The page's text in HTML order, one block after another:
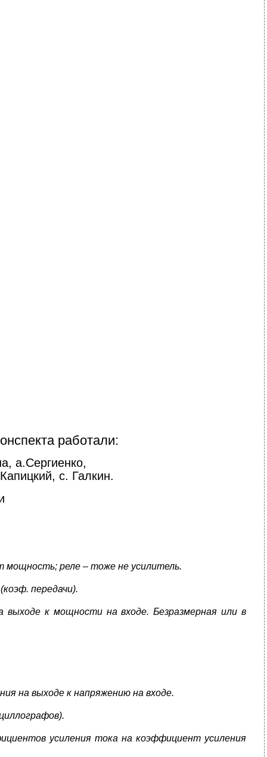
работали:
а.Сергиенко,
с. Галкин.
мощность; реле – тоже не усилитель.
передачи).
к мощности на входе. Безразмерная или в
на выходе к напряжению на входе.
усиления тока на коэффициент усиления